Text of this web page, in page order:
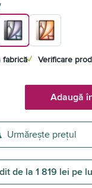
fabrică✓ Verificare
Adaugă
Urmărește prețul
de la 1 819 lei pe